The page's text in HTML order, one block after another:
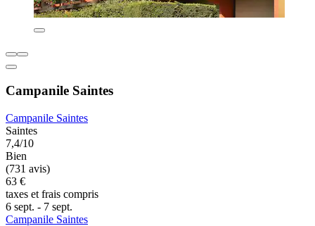
Campanile Saintes
Campanile Saintes
Saintes
7,4/10
Bien
(731 avis)
63 €
taxes et frais compris
6 sept. - 7 sept.
Campanile Saintes